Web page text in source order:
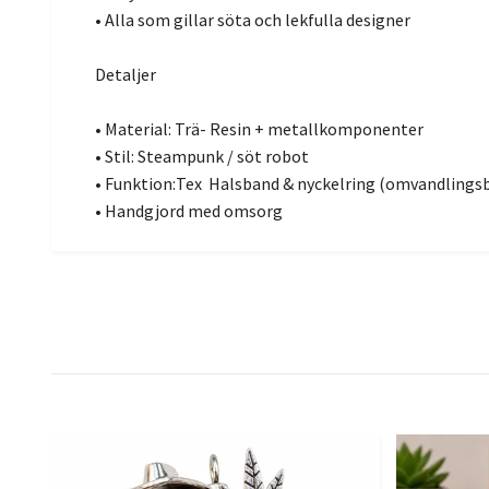
• Alla som gillar söta och lekfulla designer
Detaljer
• Material: Trä- Resin + metallkomponenter
• Stil: Steampunk / söt robot
• Funktion:Tex Halsband & nyckelring
• Handgjord med omsorg